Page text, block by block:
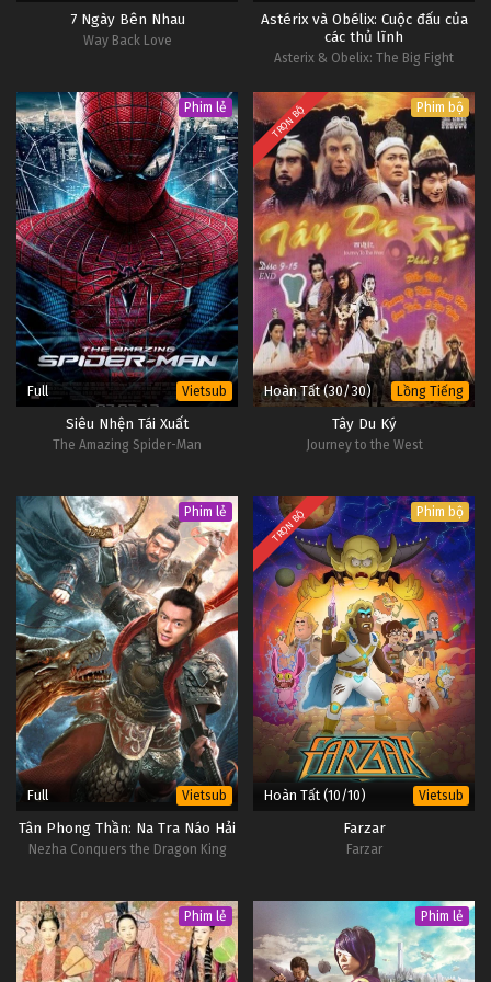
7 Ngày Bên Nhau
Way Back Love
Astérix và Obélix: Cuộc đấu của
các thủ lĩnh
Asterix & Obelix: The Big Fight
Phim lẻ
Full Vietsub
Siêu Nhện Tái Xuất
The Amazing Spider-Man
TRỌN BỘ Phim bộ
Hoàn Tất (30/30) Lồng Tiếng
Tây Du Ký
Journey to the West
Phim lẻ
Full Vietsub
Tân Phong Thần: Na Tra Náo Hải
Nezha Conquers the Dragon King
TRỌN BỘ Phim bộ
Hoàn Tất (10/10) Vietsub
Farzar
Farzar
Phim lẻ Phim lẻ